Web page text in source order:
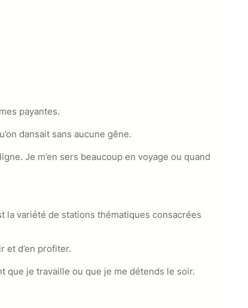
payantes.
dansait sans aucune gêne.
Je m’en sers beaucoup en voyage ou quand
la variété de stations thématiques consacrées
et d’en profiter.
que je travaille ou que je me détends le soir.